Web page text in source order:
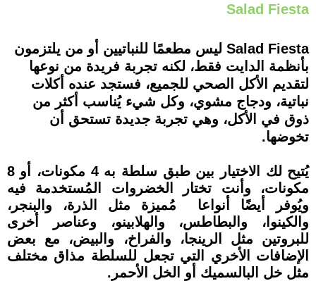
Salad Fiesta
Salad Fiesta ليس مطعمًا للنباتيين أو من يلتزمون
بأنظمة الدايت فقط، لكنه تجربة فريدة من نوعها
لتقديم الأكل الصحي للجميع، فستجد عنده أكلات
نباتية، ودجاج مشوي، وكل شيء يُناسب أكثر من
ذوق في الأكل، وهي تجربة جديدة تستحق أن
تخوضها.
يُتيح لك الاختيار بين طبق سلطة به 4 مكونات، أو 8
مكونات، وأنت تختار الخضروات المُستخدمة فيه
ويُوفر أيضًا أنواعا مُميزة مثل الذرة، والبنجر،
والكينوا، والبطاطس، والهلابينو، وعناصر أخرى
للبروتين مثل الرينجا، والفراخ، والبيض، مع بعض
الإضافات الأخري التي تجعل للسلطة مذاق مختلف
مثل خل البالسميك أو الخل الأحمر.